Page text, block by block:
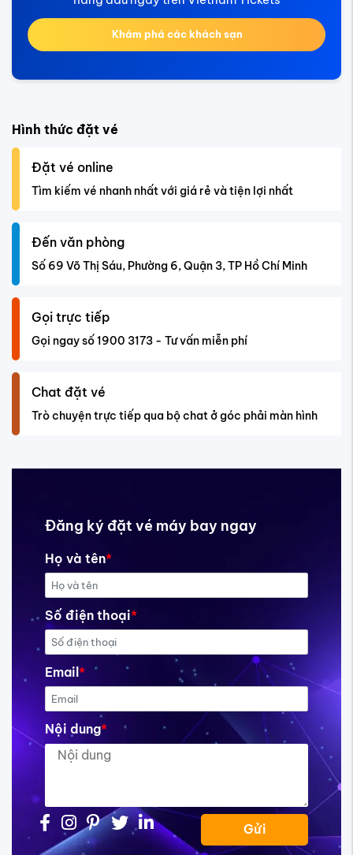
Khám phá các khách sạn
Hình thức đặt vé
Đặt vé online
Tìm kiếm vé nhanh nhất với giá rẻ và tiện lợi nhất
Đến văn phòng
Số 69 Võ Thị Sáu, Phường 6, Quận 3, TP Hồ Chí Minh
Gọi trực tiếp
Gọi ngay số 1900 3173 - Tư vấn miễn phí
Chat đặt vé
Trò chuyện trực tiếp qua bộ chat ở góc phải màn hình
Đăng ký đặt vé máy bay ngay
Họ và tên*
Số điện thoại*
Email*
Nội dung*
Gửi